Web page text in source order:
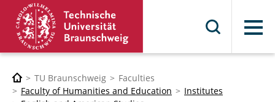
Menu
TU Braunschweig
Faculties
Faculty of Humanities and Education
Institutes